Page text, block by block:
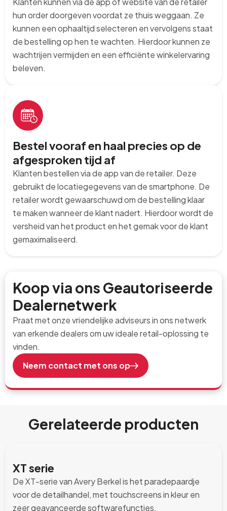
hun order doorgeven voordat ze thuis weggaan. Ze
kunnen een ophaaltijd selecteren en vervolgens staat
de bestelling op hen te wachten. Hierdoor kunnen ze
wachtrijen vermijden en een efficiënte winkelervaring
beleven.
Bestel vooraf en haal precies op de
afgesproken tijd af
Klanten bestellen via de app van de retailer. Deze
gebruikt de locatiegegevens van de smartphone. De
retailer wordt gewaarschuwd om de bestelling klaar
te maken wanneer de klant nadert. Hierdoor wordt de
versheid van het product en het gemak voor de klant
gemaximaliseerd.
Koop via ons Geautoriseerde
Dealernetwerk
Praat met onze vriendelijke adviseurs in ons netwerk
van erkende dealers om uw ideale retail-oplossing te
vinden.
Neem contact met ons op
Gerelateerde producten
XT serie
De XT-serie van Avery Berkel is het paradepaardje
voor de detailhandel, met touchscreens in kleur en
zeer geavanceerde softwarefuncties.